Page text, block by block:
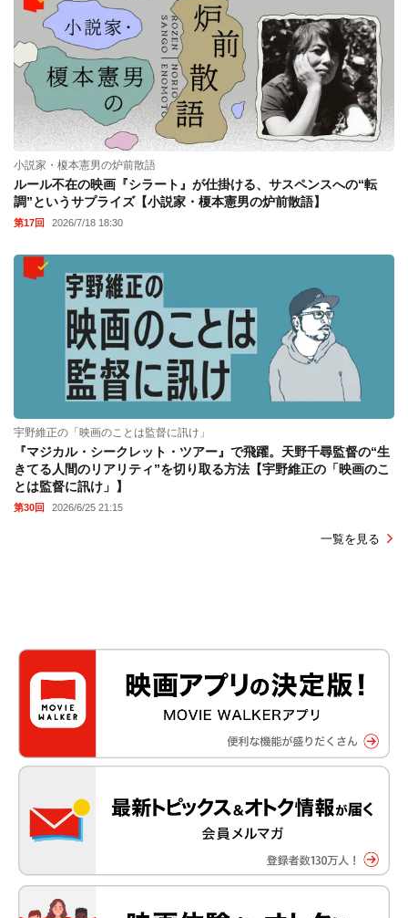
小説家・榎本憲男の炉前散語
ルール不在の映画『シラート』が仕掛ける、サスペンスへの“転
調”というサプライズ【小説家・榎本憲男の炉前散語】
第17回 2026/7/18 18:30
宇野維正の「映画のことは監督に訊け」
『マジカル・シークレット・ツアー』で飛躍。天野千尋監督の“生
きてる人間のリアリティ”を切り取る方法【宇野維正の「映画のこ
とは監督に訊け」】
第30回 2026/6/25 21:15
一覧を見る